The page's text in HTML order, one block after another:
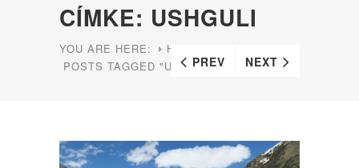
CÍMKE: USHGULI
YOU ARE HERE:
HOME
POSTS TAGGED "USHGULI"
PREV NEXT